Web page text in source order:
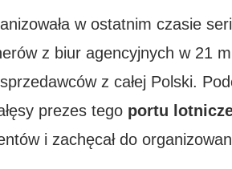
w ostatnim czasie
z biur agencyjnych w 21
z całej Polski.
prezes tego portu
i zachęcał do